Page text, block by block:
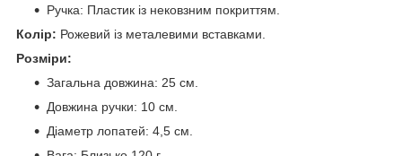
Ручка: Пластик із нековзним покриттям.
Колір: Рожевий із металевими вставками.
Розміри:
Загальна довжина: 25 см.
Довжина ручки: 10 см.
Діаметр лопатей: 4,5 см.